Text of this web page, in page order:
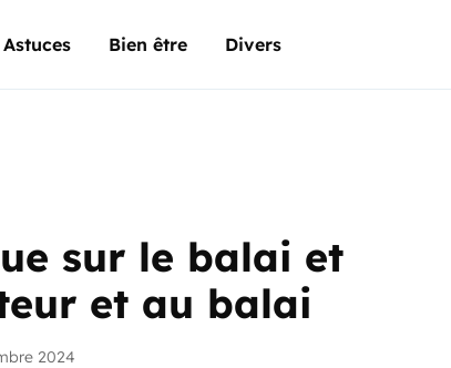
Astuces Bien être Divers
sur le balai et
et au balai
2024